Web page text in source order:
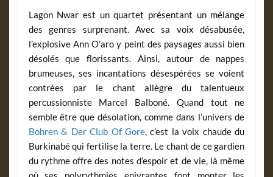
Lagon Nwar est un quartet présentant un mélange
des genres surprenant. Avec sa voix désabusée,
l’explosive Ann O’aro y peint des paysages aussi bien
désolés que florissants. Ainsi, autour de nappes
brumeuses, ses incantations désespérées se voient
contrées par le chant allègre du talentueux
percussionniste Marcel Balboné. Quand tout ne
semble être que désolation, comme dans l’univers de
Bohren & Der Club Of Gore, c’est la voix chaude du
Burkinabé qui fertilise la terre. Le chant de ce gardien
du rythme offre des notes d’espoir et de vie, là même